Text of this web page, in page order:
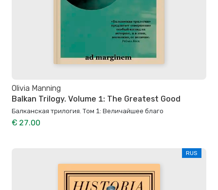
Olivia Manning
Balkan Trilogy. Volume 1: The Greatest Good
Балканская трилогия. Том 1: Величайшее благо
€ 27.00
RUS